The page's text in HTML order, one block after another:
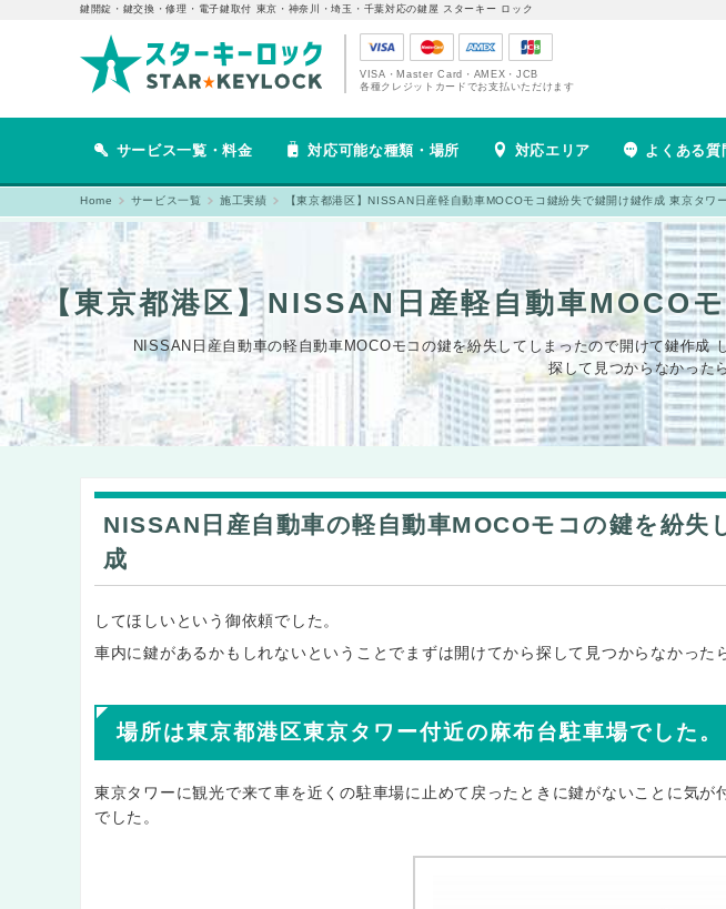
鍵開錠・鍵交換・修理・電子鍵取付 東京・神奈川・埼玉・千葉対応の鍵屋 スターキー ロック
VISA・Master Card・AMEX・JCB
各種クレジットカードでお支払いただけます
サービス一覧・料金 対応可能な種類・場所 対応エリア よくある質
Home サービス一覧 施工実績 【東京都港区】NISSAN日産軽自動車MOCOモコ鍵紛失で鍵開け鍵作成 東京タワ
【東京都港区】NISSAN日産軽自動車MOCO
NISSAN日産自動車の軽自動車MOCOモコの鍵を紛失してしまったので開けて鍵作成
探して見つからなかっ
NISSAN日産自動車の軽自動車MOCOモコの鍵を紛失
成
してほしいという御依頼でした。
車内に鍵があるかもしれないということでまずは開けてから探して見つからなかった
場所は東京都港区東京タワー付近の麻布台駐車場でした。
東京タワーに観光で来て車を近くの駐車場に止めて戻ったときに鍵がないことに気が
でした。